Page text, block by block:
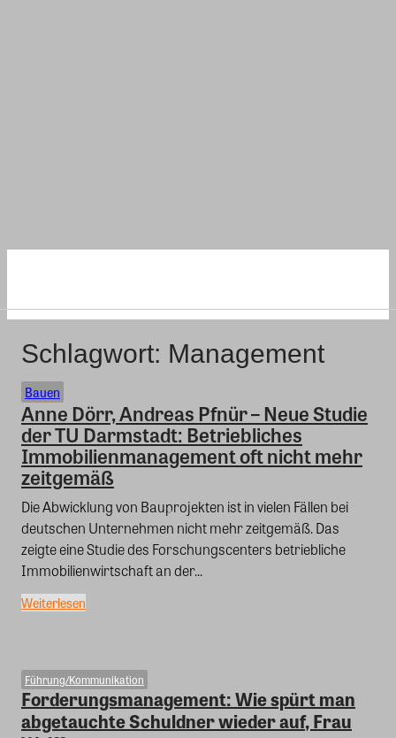
Schlagwort: Management
Bauen
Anne Dörr, Andreas Pfnür – Neue Studie
der TU Darmstadt: Betriebliches
Immobilienmanagement oft nicht mehr
zeitgemäß
Die Abwicklung von Bauprojekten ist in vielen Fällen bei
deutschen Unternehmen nicht mehr zeitgemäß. Das
zeigte eine Studie des Forschungscenters betriebliche
Immobilienwirtschaft an der...
Weiterlesen
Führung/Kommunikation
Forderungsmanagement: Wie spürt man
abgetauchte Schuldner wieder auf, Frau